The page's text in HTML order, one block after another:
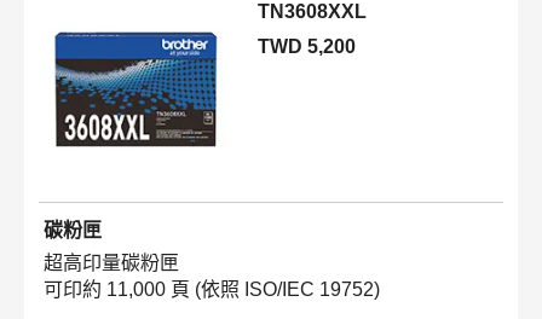
TN3608XXL
TWD 5,200
碳粉匣
超高印量碳粉匣
可印約 11,000 頁 (依照 ISO/IEC 19752)